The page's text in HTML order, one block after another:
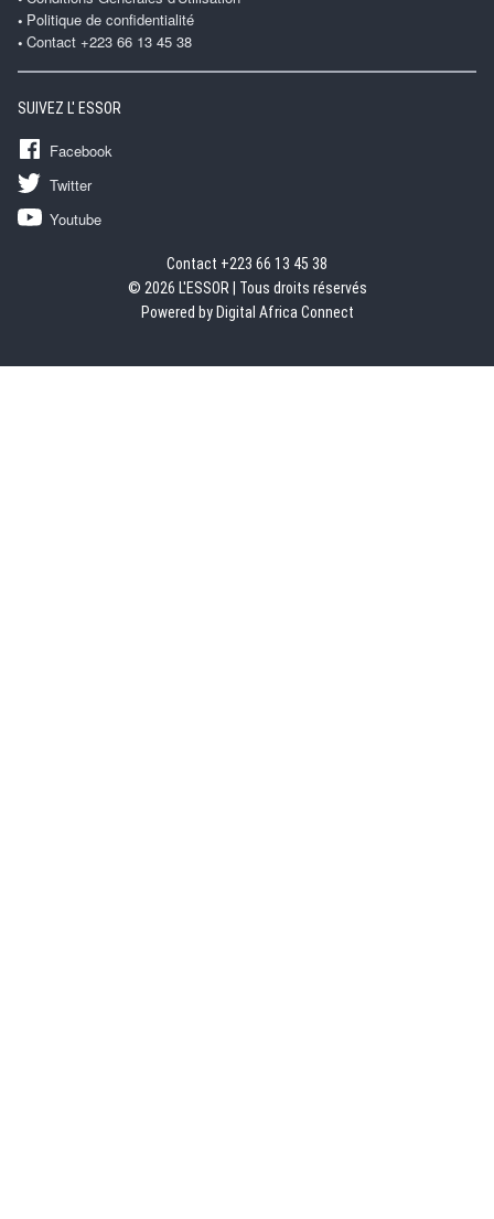
Politique de confidentialité
Contact +223 66 13 45 38
SUIVEZ L' ESSOR
Facebook
Twitter
Youtube
Contact +223 66 13 45 38
© 2026 L'ESSOR | Tous droits réservés
Powered by Digital Africa Connect